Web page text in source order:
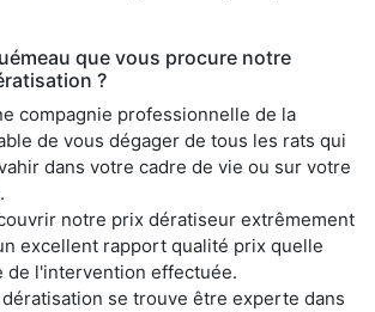
que vous procure notre
?
compagnie professionnelle de la
de vous dégager de tous les rats qui
dans votre cadre de vie ou sur votre
notre prix dératiseur extrêmement
excellent rapport qualité prix quelle
de l'intervention effectuée.
se trouve être experte dans